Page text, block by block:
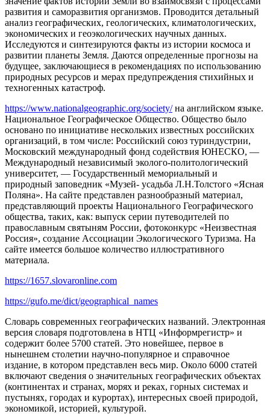
развития и саморазвития организмов. Проводится детальный
анализ географических, геологических, климатологических,
экономических и геоэкологических научных данных.
Исследуются и синтезируются факты из истории космоса и
развитии планеты Земля. Даются определенные прогнозы на
будущее, заключающиеся в рекомендациях по использованию
природных ресурсов и мерах предупреждения стихийных и
техногенных катастроф.
https://www.nationalgeographic.org/society/на английском языке.
Национальное Географическое Общество. Общество было
основано по инициативе нескольких известных российских
организаций, в том числе: Российский союз туриндустрии,
Московский международный фонд содействия ЮНЕСКО, —
Международный независимый эколого-политологический
университет, — Государственный мемориальный и
природный заповедник «Музей- усадьба Л.Н.Толстого «Ясная
Поляна». На сайте представлен разнообразный материал,
представляющий проекты Национального Географического
общества, таких, как: выпуск серии путеводителей по
православным святыням России, фотоконкурс «Неизвестная
Россия», создание Ассоциации Экологического Туризма. На
сайте имеется большое количество иллюстративного
материала.
https://1657.slovaronline.com
https://gufo.me/dict/geographical_names
Словарь современных географических названий. Электронная
версия словаря подготовлена в НТЦ «Информрегистр» и
содержит более 5700 статей. Это новейшее, первое в
нынешнем столетии научно-популярное и справочное
издание, в котором представлен весь мир. Около 6000 статей
включают сведения о значительных географических объектах
(континентах и странах, морях и реках, горных системах и
пустынях, городах и курортах), интересных своей природой,
экономикой, историей, культурой.